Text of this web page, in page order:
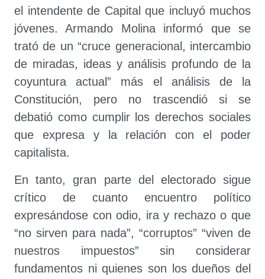
el intendente de Capital que incluyó muchos
jóvenes. Armando Molina informó que se
trató de un “cruce generacional, intercambio
de miradas, ideas y análisis profundo de la
coyuntura actual” más el análisis de la
Constitución, pero no trascendió si se
debatió como cumplir los derechos sociales
que expresa y la relación con el poder
capitalista.
En tanto, gran parte del electorado sigue
crítico de cuanto encuentro político
expresándose con odio, ira y rechazo o que
“no sirven para nada”, “corruptos” “viven de
nuestros impuestos” sin considerar
fundamentos ni quienes son los dueños del